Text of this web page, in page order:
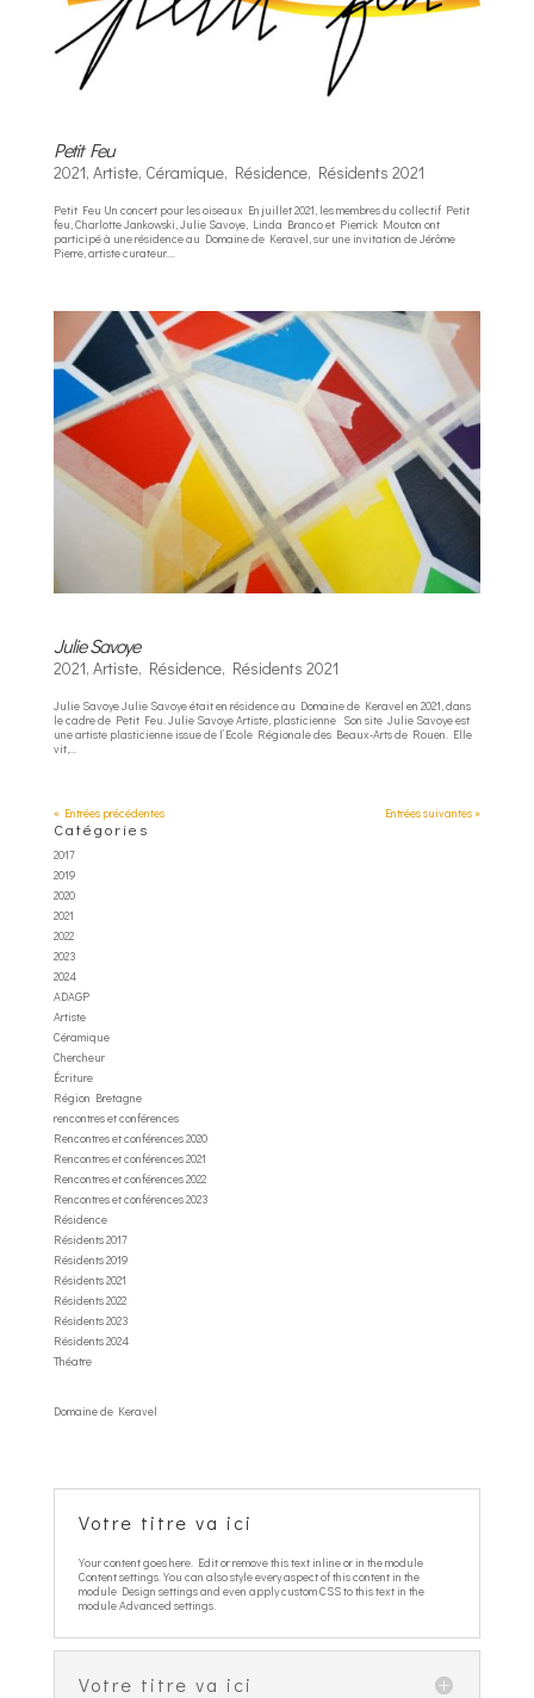
Petit Feu
2021, Artiste, Céramique, Résidence, Résidents 2021
Petit Feu Un concert pour les oiseaux En juillet 2021, les membres du collectif Petit
feu, Charlotte Jankowski, Julie Savoye, Linda Branco et Pierrick Mouton ont
participé à une résidence au Domaine de Keravel, sur une invitation de Jérôme
Pierre, artiste curateur....
Julie Savoye
2021, Artiste, Résidence, Résidents 2021
Julie Savoye Julie Savoye était en résidence au Domaine de Keravel en 2021, dans
le cadre de Petit Feu. Julie Savoye Artiste, plasticienne Son site Julie Savoye est
une artiste plasticienne issue de l’Ecole Régionale des Beaux-Arts de Rouen. Elle
vit,...
« Entrées précédentes Entrées suivantes »
Catégories
2017
2019
2020
2021
2022
2023
2024
ADAGP
Artiste
Céramique
Chercheur
Écriture
Région Bretagne
rencontres et conférences
Rencontres et conférences 2020
Rencontres et conférences 2021
Rencontres et conférences 2022
Rencontres et conférences 2023
Résidence
Résidents 2017
Résidents 2019
Résidents 2021
Résidents 2022
Résidents 2023
Résidents 2024
Théatre
Domaine de Keravel
Votre titre va ici
Your content goes here. Edit or remove this text inline or in the module
Content settings. You can also style every aspect of this content in the
module Design settings and even apply custom CSS to this text in the
module Advanced settings.
Votre titre va ici